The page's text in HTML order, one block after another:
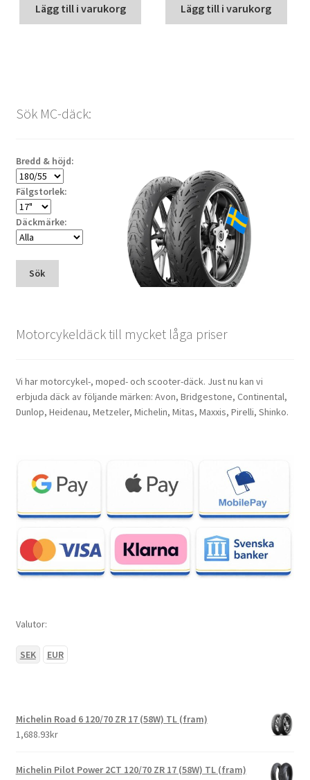
Lägg till i varukorg Lägg till i varukorg
Sök MC-däck:
Bredd & höjd:
Fälgstorlek:
Däckmärke:
Sök
Motorcykeldäck till mycket låga priser
Vi har motorcykel-, moped- och scooter-däck. Just nu kan vi
erbjuda däck av följande märken: Avon, Bridgestone, Continental,
Dunlop, Heidenau, Metzeler, Michelin, Mitas, Maxxis, Pirelli, Shinko.
Valutor:
SEK EUR
Michelin Road 6 120/70 ZR 17 (58W) TL (fram)
1,688.93kr
Michelin Pilot Power 2CT 120/70 ZR 17 (58W) TL (fram)